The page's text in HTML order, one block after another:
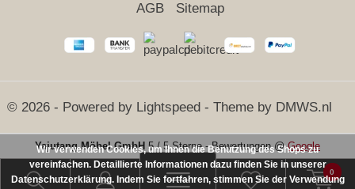
0
© 2026 - Powered by Lightspeed - Theme by DMWS.nl
AGB Sitemap
Yajutang Möbel GmbH 5/5 Sterne-Bewertungen @Google
Wir verwenden Cookies, um Ihnen die Benutzung des Shops zu
vereinfachen. Detaillierte Informationen dazu finden Sie in unserer
Datenschutzerklärung. Indem Sie fortfahren, stimmen Sie der Verwendung
SEHR GUT
aus25Bewertungen bei: ebay.de, amazon.de ⓘ